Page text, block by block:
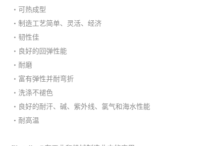
・可热成型
・制造工艺简单、灵活、经济
・韧性佳
・良好的回弹性能
・耐磨
・富有弹性并耐弯折
・洗涤不褪色
・良好的耐汗、碱、紫外线、氯气和海水性能
・耐高温